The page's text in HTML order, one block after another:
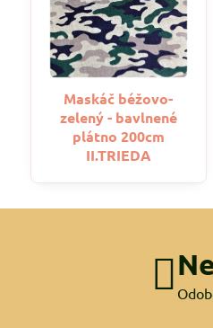
Maskáč béžovo-
zelený - bavlnené
plátno 200cm
II.TRIEDA